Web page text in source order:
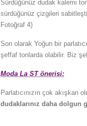
Sürdüğünüz dudak kalemi
sürdüğünüz çizgileri
Fotoğraf 4)
Son olarak Yoğun bir
şeffaf tonlarda olabilir. Biz
Moda La ST önerisi:
Parlatıcınızın çok akışkan
dudaklarınız daha dolgun